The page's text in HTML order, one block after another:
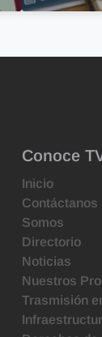
Conoce
Inicio
Contáctanos
Somos
Directorio
Noticias
Nuestros
Trasmisión